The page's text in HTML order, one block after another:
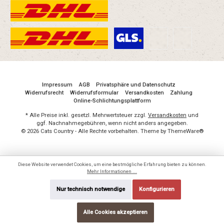
natürlich mit Vitamin E stabilisiert Mit dem Kauf
dieses Futters unterstützen Sie die
Welttierschutzgesellschaft e.V.
Impressum AGB
Privatsphäre und Datenschutz
Widerrufsrecht
Widerrufsformular Versandkosten
Zahlung
Online-Schlichtungsplattform
* Alle Preise inkl. gesetzl. Mehrwertsteuer zzgl. Versandkosten und
ggf. Nachnahmegebühren, wenn nicht anders angegeben.
© 2026 Cats Country - Alle Rechte vorbehalten. Theme by ThemeWare®
Diese Website verwendet Cookies, um eine bestmögliche Erfahrung bieten zu können.
Mehr Informationen ...
Nur technisch notwendige Konfigurieren
Alle Cookies akzeptieren